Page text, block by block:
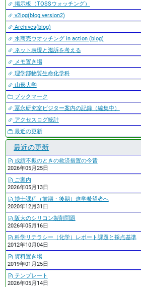
掲示板（TOSSウォッチング）
v2log(blog version2)
Archives(blog)
水商売ウオッチング in action (blog)
ネット表現と濫訴を考える
メモ置き場
理学部物質生命化学科
山形大学
ブックマーク
冨永研究室ビジター案内の記録（編集中）
アクセスログ統計
最近の更新
最近の更新
成績不振のときの救済措置の今昔
2026年05月25日
ご案内
2026年05月13日
博士課程（前期・後期）進学希望者へ
2020年12月31日
阪大のシリコン製剤問題
2026年05月16日
科学リテラシー（化学）レポート課題と採点基準
2012年10月04日
資料置き場
2019年01月25日
テンプレート
2026年05月14日